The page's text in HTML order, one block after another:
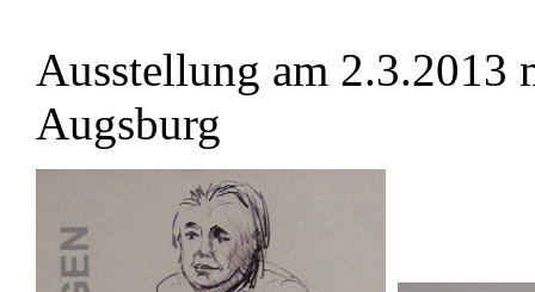
Ausstellung am 2.3.2013
Augsburg